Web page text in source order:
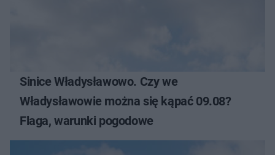
Sinice Władysławowo. Czy we
Władysławowie można się kąpać 09.08?
Flaga, warunki pogodowe